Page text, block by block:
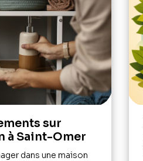
sur
à Saint-Omer
dans une maison